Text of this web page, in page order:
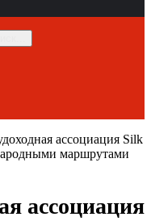
ассоциация Silk
маршрутами
ассоциация